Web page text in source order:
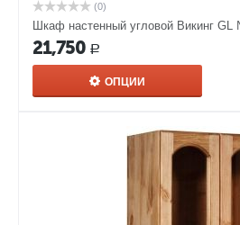
(0)
Шкаф настенный угловой Викинг GL
21,750 Р
ОПЦИИ